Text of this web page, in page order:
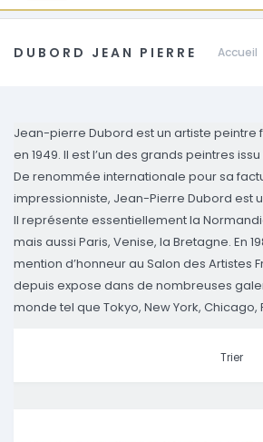
la
DUBORD JEAN PIERRE Accueil
Jean-pierre Dubord est un artiste peintre
en 1949. Il est l’un des grands peintres
De renommée internationale pour sa
impressionniste, Jean-Pierre Dubord est
Il représente essentiellement la
mais aussi Paris, Venise, la Bretagne. En
mention d’honneur au Salon des Artistes
depuis expose dans de nombreuses
monde tel que Tokyo, New York, Chicago,